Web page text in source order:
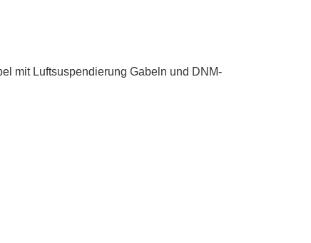
mit Luftsuspendierung Gabeln und DNM-